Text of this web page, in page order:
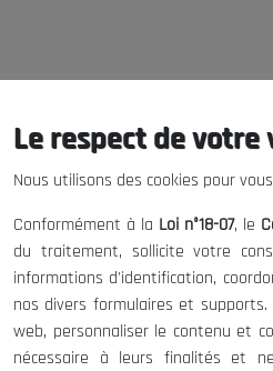
NESEC
Le respect de
Nous utilisons des cookies pour
Conformément à la Loi n°18-07, le
du traitement, sollicite votre
informations d'identification,
nos divers formulaires et
web, personnaliser le contenu et
nécessaire à leurs finalités et